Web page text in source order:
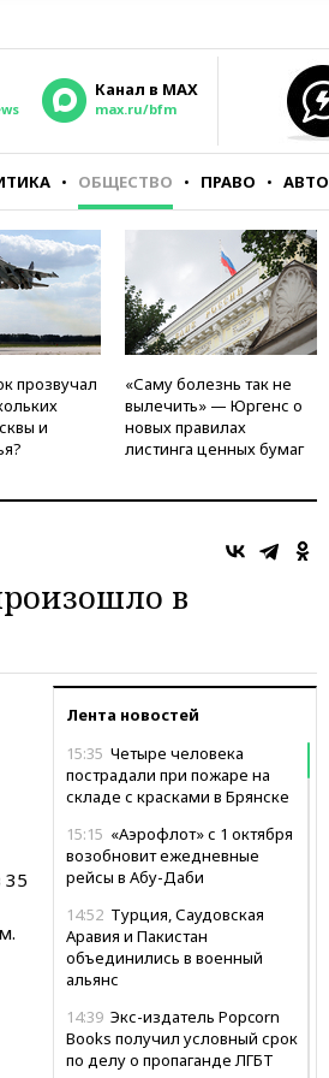
Канал в MAX
max.ru/bfm
ОБЩЕСТВО ПРАВО АВТО
прозвучал
и
«Саму болезнь так не
вылечить» — Юргенс о
новых правилах
листинга ценных бумаг
в
Лента новостей
15:35 Четыре человека
пострадали при пожаре на
складе с красками в Брянске
15:15 «Аэрофлот» с 1 октября
возобновит ежедневные
рейсы в Абу-Даби
14:52 Турция, Саудовская
Аравия и Пакистан
объединились в военный
альянс
14:39 Экс-издатель Popcorn
Books получил условный срок
по делу о пропаганде ЛГБТ
35